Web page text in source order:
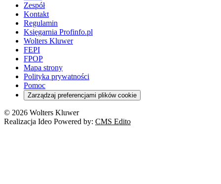
Zespół
Kontakt
Regulamin
Księgarnia Profinfo.pl
Wolters Kluwer
FEPI
FPOP
Mapa strony
Polityka prywatności
Pomoc
Zarządzaj preferencjami plików cookie
© 2026 Wolters Kluwer
Realizacja Ideo Powered by: CMS Edito